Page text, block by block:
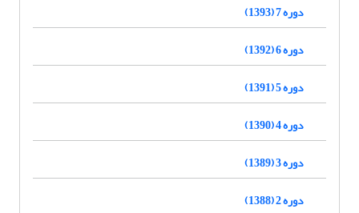
دوره 7 (1393)
دوره 6 (1392)
دوره 5 (1391)
دوره 4 (1390)
دوره 3 (1389)
دوره 2 (1388)